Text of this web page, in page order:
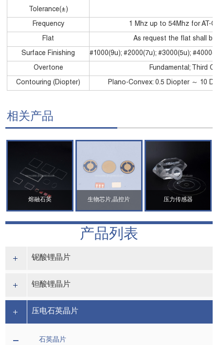
Tolerance(±)
Frequency 1 Mhz up to 54Mhz for AT-
Flat As request the flat shall
Surface Finishing #1000(9u); #2000(7u); #3000(5u);
Overtone Fundamental; Third
Contouring (Diopter) Plano-Convex: 0.5 Diopter ～
相关产品
熔融石英 生物芯片,晶控片 压力传感器
产品列表
铌酸锂晶片
钽酸锂晶片
压电石英晶片
石英晶片